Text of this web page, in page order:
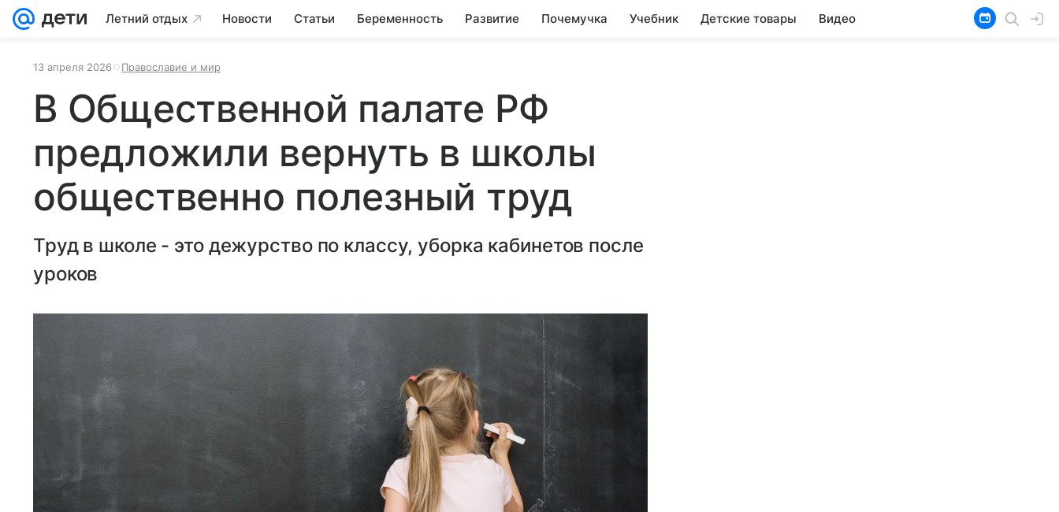
Летний отдых Новости Статьи Беременность Развитие Почемучка Учебник Детские товары Видео
13 апреля 2026 Православие и мир
В Общественной палате РФ
предложили вернуть в школы
общественно полезный труд
Труд в школе - это дежурство по классу, уборка кабинетов после
уроков